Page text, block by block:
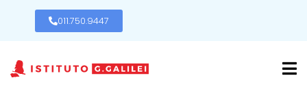
011.750.9447